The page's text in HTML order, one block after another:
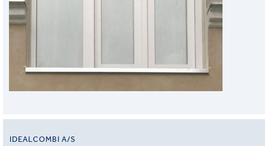
IDEALCOMBI A/S